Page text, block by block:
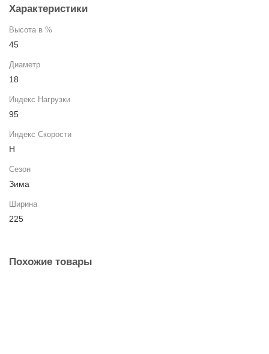
Характеристики
Высота в %
45
Диаметр
18
Индекс Нагрузки
95
Индекс Скорости
H
Сезон
Зима
Ширина
225
Похожие товары